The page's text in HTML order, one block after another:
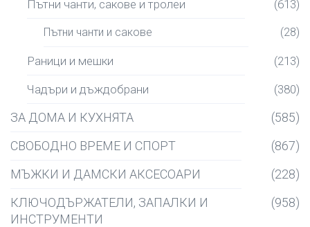
Пътни чанти, сакове и тролеи (613)
Пътни чанти и сакове (28)
Раници и мешки (213)
Чадъри и дъждобрани (380)
ЗА ДОМА И КУХНЯТА
(585)
СВОБОДНО ВРЕМЕ И СПОРТ
(867)
МЪЖКИ И ДАМСКИ АКСЕСОАРИ
(228)
КЛЮЧОДЪРЖАТЕЛИ, ЗАПАЛКИ И
ИНСТРУМЕНТИ
(958)